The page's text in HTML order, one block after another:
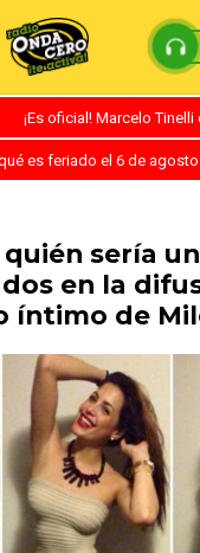
¡Es oficial! Marcelo
es feriado el 6 de
sería
en la
íntimo de